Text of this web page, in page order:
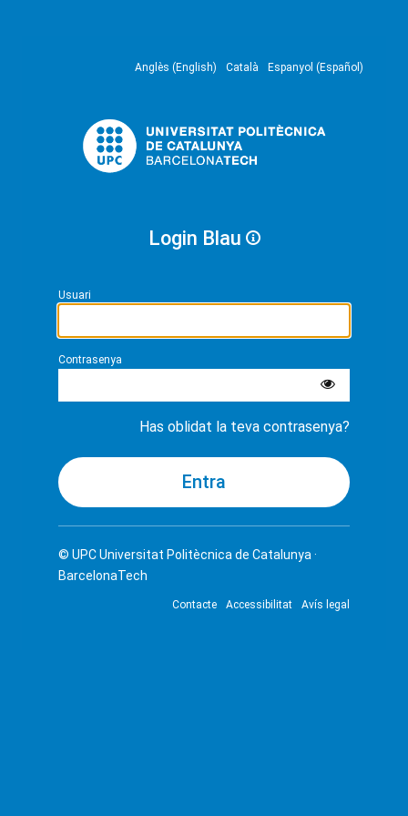
Anglès (English) Català Espanyol (Español)
Login Blau
Usuari
Contrasenya
Has oblidat la teva contrasenya?
© UPCUniversitat Politècnica de Catalunya ·
BarcelonaTech
Contacte Accessibilitat Avís legal